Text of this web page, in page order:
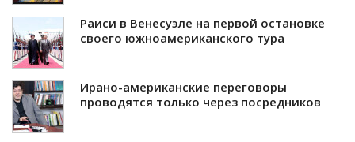
Раиси в Венесуэле на первой остановке
своего южноамериканского тура
Ирано-американские переговоры
проводятся только через посредников